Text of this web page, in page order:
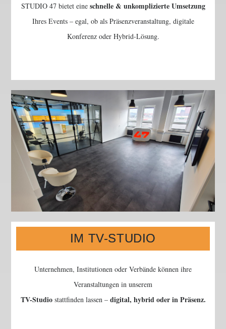
STUDIO 47 bietet eine schnelle & unkomplizierte Umsetzung
Ihres Events – egal, ob als Präsenzveranstaltung, digitale
Konferenz oder Hybrid-Lösung.
IM TV-STUDIO
Unternehmen, Institutionen oder Verbände können ihre
Veranstaltungen in unserem
TV-Studiostattfinden lassen – digital, hybrid oder in Präsenz.